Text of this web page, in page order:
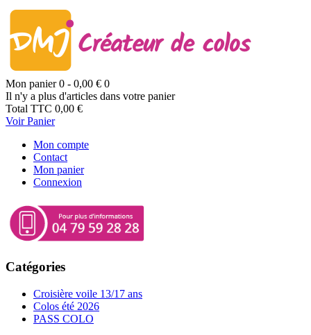
Mon panier 0 - 0,00 € 0
Il n'y a plus d'articles dans votre panier
Total TTC 0,00 €
Voir Panier
Mon compte
Contact
Mon panier
Connexion
Catégories
Croisière voile 13/17 ans
Colos été 2026
PASS COLO